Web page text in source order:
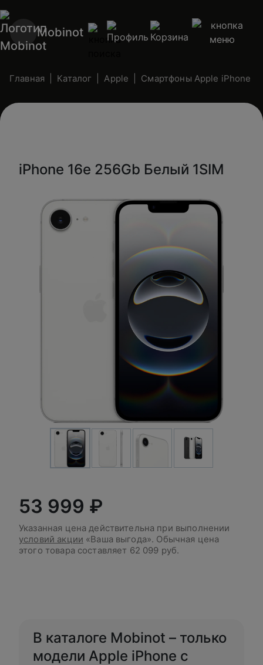
Mobinot
Главная Каталог Apple Смартфоны Apple iPhone
iPhone 16e 256Gb Белый 1SIM
53 999 ₽
Указанная цена действительна при выполнении
условий акции «Ваша выгода». Обычная цена
этого товара составляет 62 099 руб.
В каталоге Mobinot – только
модели Apple iPhone с